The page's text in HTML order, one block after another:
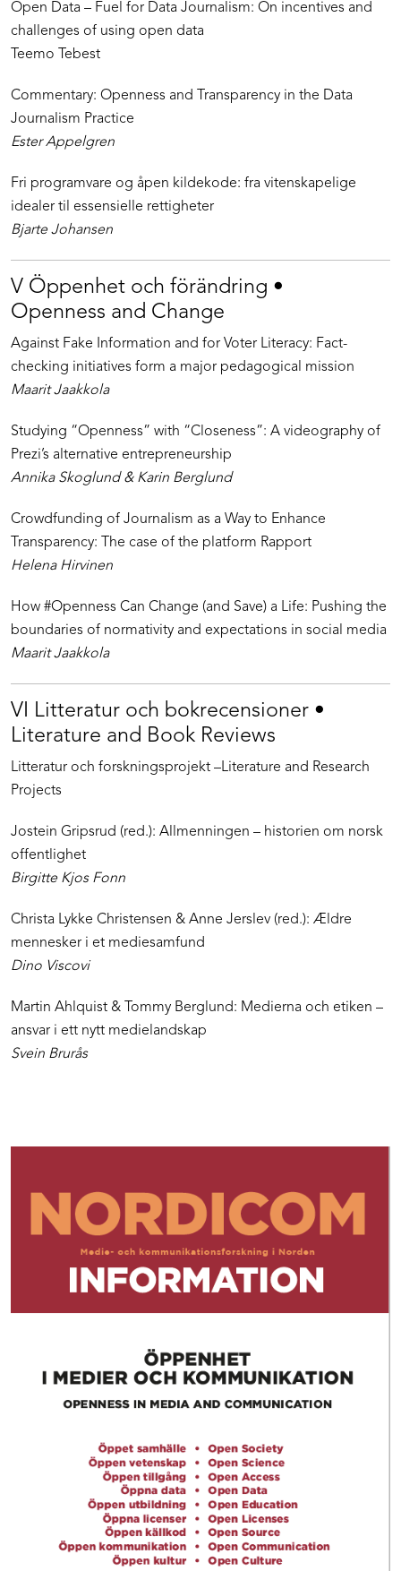
Open Data – Fuel for Data Journalism: On incentives and
challenges of using open data
Teemo Tebest
Commentary: Openness and Transparency in the Data
Journalism Practice
Ester Appelgren
Fri programvare og åpen kildekode: fra vitenskapelige
idealer til essensielle rettigheter
Bjarte Johansen
V Öppenhet och förändring •
Openness and Change
Against Fake Information and for Voter Literacy: Fact-
checking initiatives form a major pedagogical mission
Maarit Jaakkola
Studying “Openness” with “Closeness”: A videography of
Prezi’s alternative entrepreneurship
Annika Skoglund & Karin Berglund
Crowdfunding of Journalism as a Way to Enhance
Transparency: The case of the platform Rapport
Helena Hirvinen
How #Openness Can Change (and Save) a Life: Pushing the
boundaries of normativity and expectations in social media
Maarit Jaakkola
VI Litteratur och bokrecensioner •
Literature and Book Reviews
Litteratur och forskningsprojekt –Literature and Research
Projects
Jostein Gripsrud (red.): Allmenningen – historien om norsk
offentlighet
Birgitte Kjos Fonn
Christa Lykke Christensen & Anne Jerslev (red.): Ældre
mennesker i et mediesamfund
Dino Viscovi
Martin Ahlquist & Tommy Berglund: Medierna och etiken –
ansvar i ett nytt medielandskap
Svein Brurås